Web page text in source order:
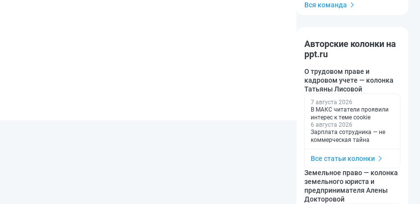
Вся команда
Авторские колонки на
ppt.ru
О трудовом праве и
кадровом учете — колонка
Татьяны Лисовой
7 августа 2026
В МАКС читатели проявили
интерес к теме cookie
6 августа 2026
Зарплата сотрудника — не
коммерческая тайна
Все статьи колонки
Земельное право — колонка
земельного юриста и
предпринимателя Алены
Докторовой